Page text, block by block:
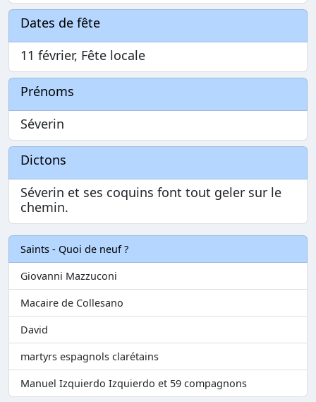
Dates de fête
11 février, Fête locale
Prénoms
Séverin
Dictons
Séverin et ses coquins font tout geler sur le
chemin.
Saints - Quoi de neuf ?
Giovanni Mazzuconi
Macaire de Collesano
David
martyrs espagnols clarétains
Manuel Izquierdo Izquierdo et 59 compagnons